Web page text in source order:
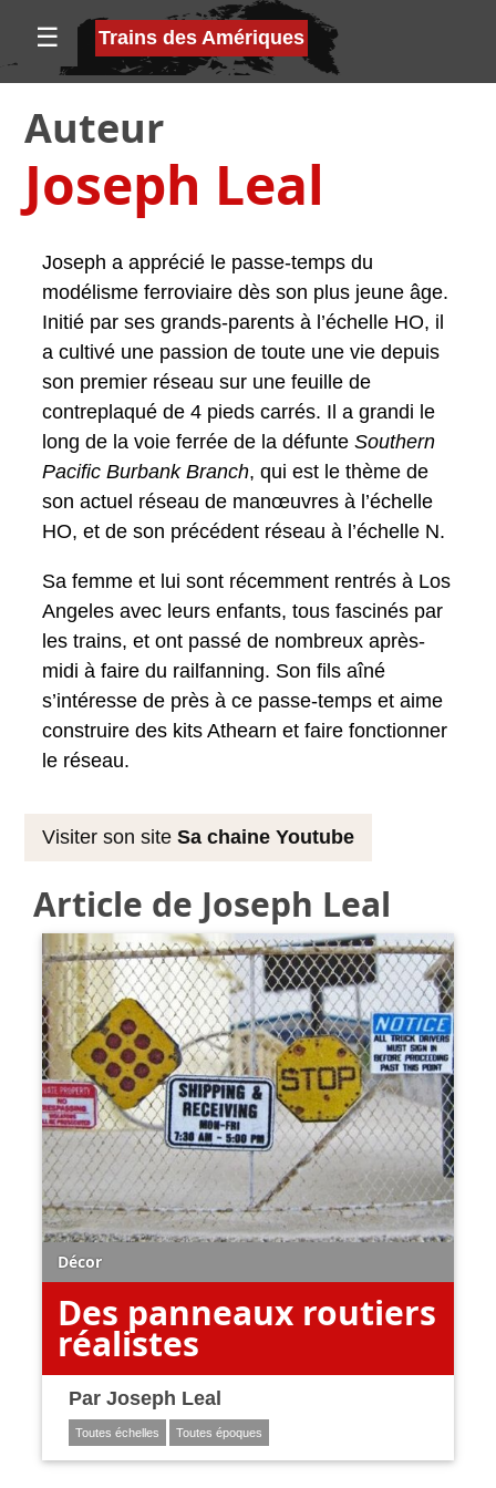
☰ Trains des Amériques
Auteur
Joseph Leal
Joseph a apprécié le passe-temps du
modélisme ferroviaire dès son plus jeune âge.
Initié par ses grands-parents à l’échelle HO, il
a cultivé une passion de toute une vie depuis
son premier réseau sur une feuille de
contreplaqué de 4 pieds carrés. Il a grandi le
long de la voie ferrée de la défunte Southern
Pacific Burbank Branch, qui est le thème de
son actuel réseau de manœuvres à l’échelle
HO, et de son précédent réseau à l’échelle N.
Sa femme et lui sont récemment rentrés à Los
Angeles avec leurs enfants, tous fascinés par
les trains, et ont passé de nombreux après-
midi à faire du railfanning. Son fils aîné
s’intéresse de près à ce passe-temps et aime
construire des kits Athearn et faire fonctionner
le réseau.
Visiter son site Sa chaine Youtube
Article de Joseph Leal
Décor
Des panneaux routiers
réalistes
Par Joseph Leal
Toutes échelles Toutes époques